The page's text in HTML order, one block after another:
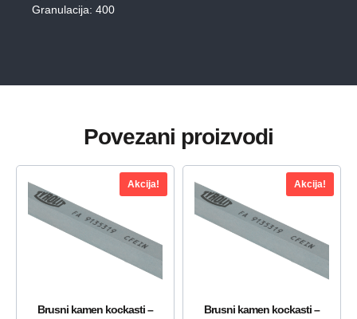
Granulacija: 400
Povezani proizvodi
Akcija!
Brusni kamen kockasti –
Akcija!
Brusni kamen kockasti –